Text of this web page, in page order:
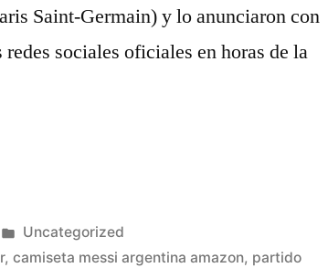
Saint-Germain) y lo anunciaron con
sociales oficiales en horas de la
Publicado
en
Uncategorized
,camiseta messi argentina amazon, partido